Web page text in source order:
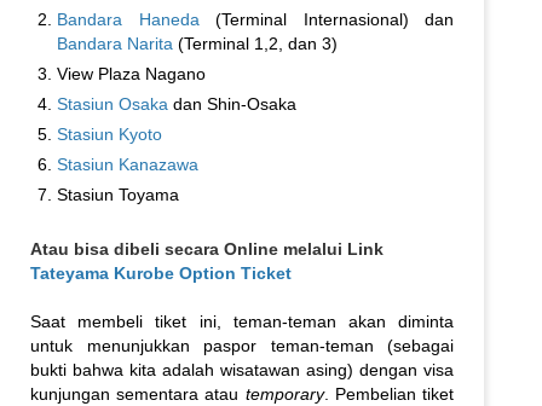
Bandara Haneda (Terminal Internasional) dan
Bandara Narita (Terminal 1,2, dan 3)
View Plaza Nagano
Stasiun Osaka dan Shin-Osaka
Stasiun Kyoto
Stasiun Kanazawa
Stasiun Toyama
Atau bisa dibeli secara Online melalui Link
Tateyama Kurobe Option Ticket
Saat membeli tiket ini, teman-teman akan diminta
untuk menunjukkan paspor teman-teman (sebagai
bukti bahwa kita adalah wisatawan asing) dengan visa
kunjungan sementara atau temporary. Pembelian tiket